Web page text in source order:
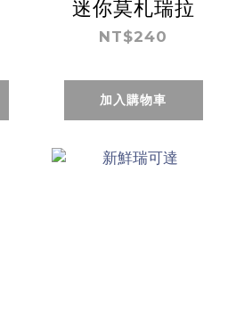
迷你莫札瑞拉
NT$240
加入購物車